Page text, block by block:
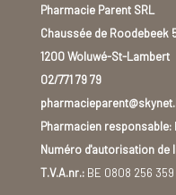
Pharmacie Parent SRL
Chaussée de Roodebeek
1200 Woluwé-St-Lambert
02/771 79 79
Pharmacien responsable:
Numéro d'autorisation de
T.V.A.nr.:BE 0808 256 359